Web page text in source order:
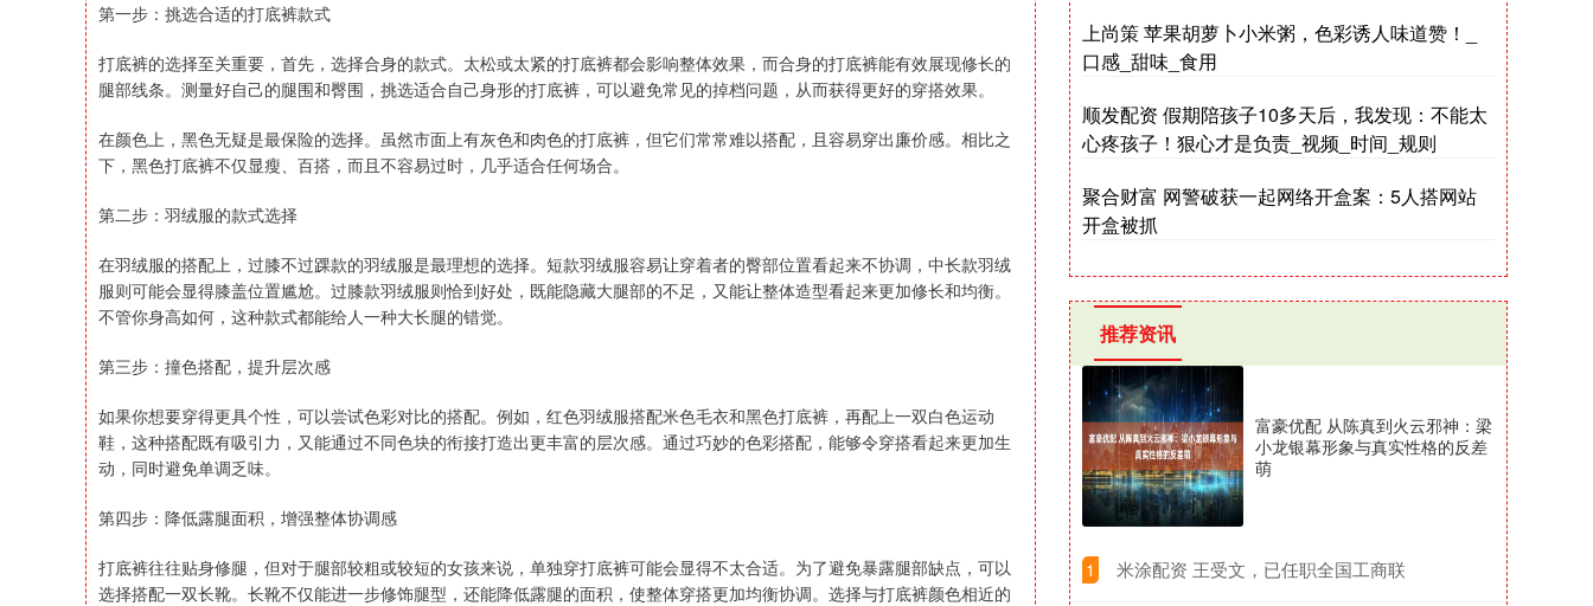
第一步：挑选合适的打底裤款式
打底裤的选择至关重要，首先，选择合身的款式。太松或太紧的打底裤都会影响整体效果，而合身的打底裤能有效展现修长的
腿部线条。测量好自己的腿围和臀围，挑选适合自己身形的打底裤，可以避免常见的掉档问题，从而获得更好的穿搭效果。
在颜色上，黑色无疑是最保险的选择。虽然市面上有灰色和肉色的打底裤，但它们常常难以搭配，且容易穿出廉价感。相比之
下，黑色打底裤不仅显瘦、百搭，而且不容易过时，几乎适合任何场合。
第二步：羽绒服的款式选择
在羽绒服的搭配上，过膝不过踝款的羽绒服是最理想的选择。短款羽绒服容易让穿着者的臀部位置看起来不协调，中长款羽绒
服则可能会显得膝盖位置尴尬。过膝款羽绒服则恰到好处，既能隐藏大腿部的不足，又能让整体造型看起来更加修长和均衡。
不管你身高如何，这种款式都能给人一种大长腿的错觉。
第三步：撞色搭配，提升层次感
如果你想要穿得更具个性，可以尝试色彩对比的搭配。例如，红色羽绒服搭配米色毛衣和黑色打底裤，再配上一双白色运动
鞋，这种搭配既有吸引力，又能通过不同色块的衔接打造出更丰富的层次感。通过巧妙的色彩搭配，能够令穿搭看起来更加生
动，同时避免单调乏味。
第四步：降低露腿面积，增强整体协调感
打底裤往往贴身修腿，但对于腿部较粗或较短的女孩来说，单独穿打底裤可能会显得不太合适。为了避免暴露腿部缺点，可以
选择搭配一双长靴。长靴不仅能进一步修饰腿型，还能降低露腿的面积，使整体穿搭更加均衡协调。选择与打底裤颜色相近的
上尚策 苹果胡萝卜小米粥，色彩诱人味道赞！_
口感_甜味_食用
顺发配资 假期陪孩子10多天后，我发现：不能太
心疼孩子！狠心才是负责_视频_时间_规则
聚合财富 网警破获一起网络开盒案：5人搭网站
开盒被抓
推荐资讯
富豪优配 从陈真到火云邪神：梁
小龙银幕形象与真实性格的反差
萌
1 ​米涂配资 王受文，已任职全国工商联